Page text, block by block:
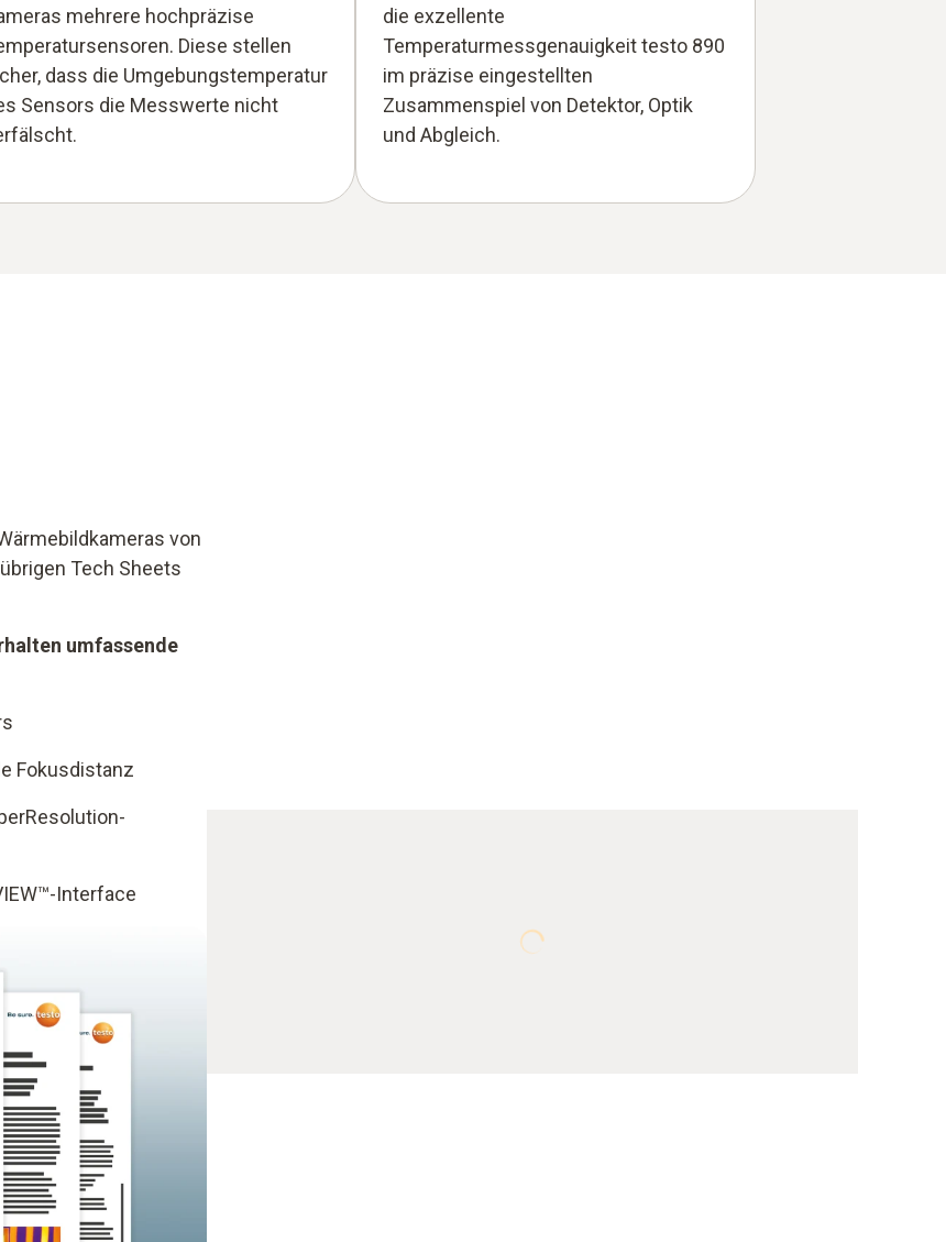
mehrere hochpräzise
Diese stellen
dass die Umgebungstemperatur
Sensors die Messwerte nicht
die exzellente
Temperaturmessgenauigkeit testo 890
im präzise eingestellten
Zusammenspiel von Detektor, Optik
und Abgleich.
von
Tech Sheets
umfassende
Fokusdistanz
Interface